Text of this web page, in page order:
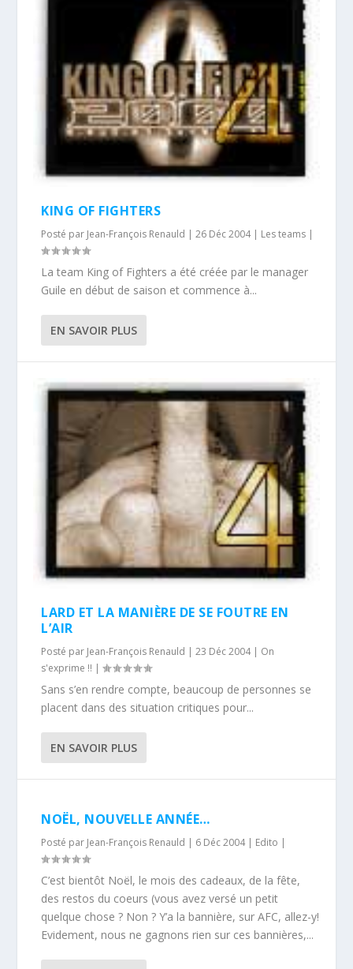
KING OF FIGHTERS
Posté par Jean-François Renauld |26 Déc 2004| Les teams |
La team King of Fighters a été créée par le manager
Guile en début de saison et commence à...
EN SAVOIR PLUS
LARD ET LA MANIÈRE DE SE FOUTRE EN
L’AIR
Posté par Jean-François Renauld |23 Déc 2004| On
s'exprime !! |
Sans s’en rendre compte, beaucoup de personnes se
placent dans des situation critiques pour...
EN SAVOIR PLUS
NOËL, NOUVELLE ANNÉE…
Posté par Jean-François Renauld | 6 Déc 2004| Edito |
C’est bientôt Noël, le mois des cadeaux, de la fête,
des restos du coeurs (vous avez versé un petit
quelque chose ? Non ? Y’a la bannière, sur AFC, allez-y!
Evidement, nous ne gagnons rien sur ces bannières,...